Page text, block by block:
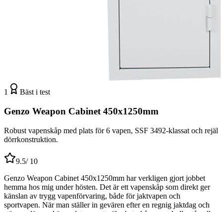
1 Bäst i test
Genzo Weapon Cabinet 450x1250mm
Robust vapenskåp med plats för 6 vapen, SSF 3492-klassat och rejäl
dörrkonstruktion.
9.5/ 10
Genzo Weapon Cabinet 450x1250mm har verkligen gjort jobbet
hemma hos mig under hösten. Det är ett vapenskåp som direkt ger
känslan av trygg vapenförvaring, både för jaktvapen och
sportvapen. När man ställer in gevären efter en regnig jaktdag och